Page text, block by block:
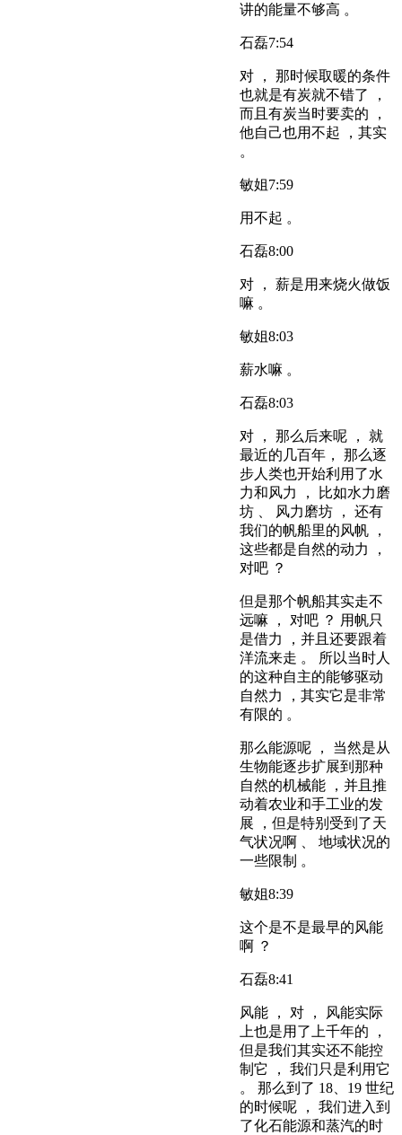
讲的能量不够高 。
石磊7:54
对 ， 那时候取暖的条件
也就是有炭就不错了 ，
而且有炭当时要卖的 ，
他自己也用不起 ，其实
。
敏姐7:59
用不起 。
石磊8:00
对 ， 薪是用来烧火做饭
嘛 。
敏姐8:03
薪水嘛 。
石磊8:03
对 ， 那么后来呢 ， 就
最近的几百年， 那么逐
步人类也开始利用了水
力和风力 ， 比如水力磨
坊 、 风力磨坊 ， 还有
我们的帆船里的风帆 ，
这些都是自然的动力 ，
对吧 ？
但是那个帆船其实走不
远嘛 ， 对吧 ？ 用帆只
是借力 ，并且还要跟着
洋流来走 。 所以当时人
的这种自主的能够驱动
自然力 ，其实它是非常
有限的 。
那么能源呢 ， 当然是从
生物能逐步扩展到那种
自然的机械能 ，并且推
动着农业和手工业的发
展 ，但是特别受到了天
气状况啊 、 地域状况的
一些限制 。
敏姐8:39
这个是不是最早的风能
啊 ？
石磊8:41
风能 ， 对 ， 风能实际
上也是用了上千年的 ，
但是我们其实还不能控
制它 ， 我们只是利用它
。 那么到了 18、19 世纪
的时候呢 ， 我们进入到
了化石能源和蒸汽的时